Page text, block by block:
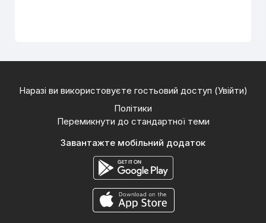
Наразі ви використовуєте гостьовий доступ (Увійти)
Політики
Перемикнути до стандартної теми
Завантажте мобільний додаток